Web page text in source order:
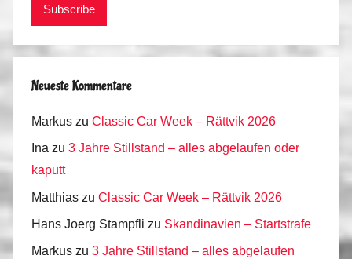
Neueste Kommentare
Markus zu Classic Car Week – Rättvik 2026
Ina zu 3 Jahre Stillstand – alles abgelaufen oder
kaputt
Matthias zu Classic Car Week – Rättvik 2026
Hans Joerg Stampfli zu Skandinavien – Startstrafe
Markus zu 3 Jahre Stillstand – alles abgelaufen